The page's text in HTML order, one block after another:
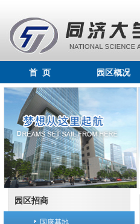
首 页 园区概况
园区招商
国康基地